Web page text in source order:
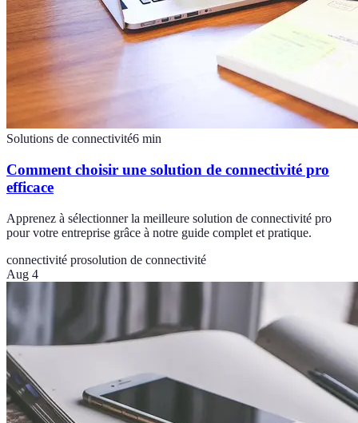
Solutions de connectivité6 min
Comment choisir une solution de connectivité pro
efficace
Apprenez à sélectionner la meilleure solution de connectivité pro
pour votre entreprise grâce à notre guide complet et pratique.
connectivité prosolution de connectivité
Aug 4